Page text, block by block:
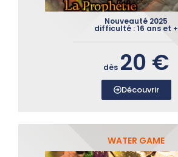
Nouveauté 2025
difficulté : 16 ans et +
dès 20 €
Découvrir
WATER GAME